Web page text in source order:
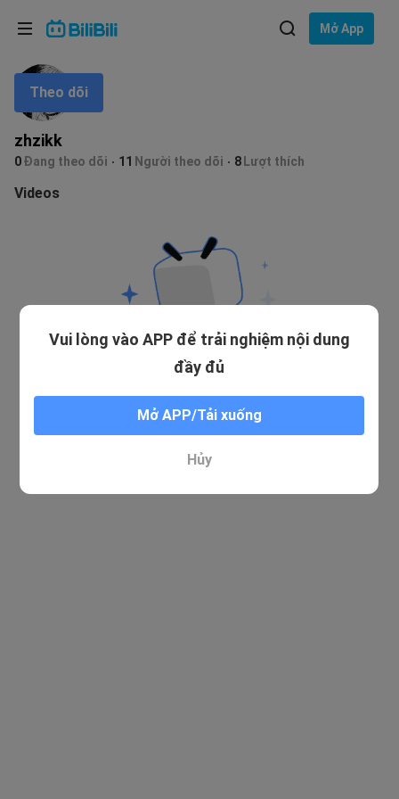
Mở App
zhzikk
0Đang theo dõi 11 Người theo dõi 8 Lượt thích
Theo dõi
Videos
Ngôn ngữ: Tiếng Việt
Lựa chọn ngôn ngữ
English
ภาษาไทย
Tiếng Việt
Vui lòng vào APP để trải nghiệm nội dung
đầy đủ
Mở APP/Tải xuống
Hủy